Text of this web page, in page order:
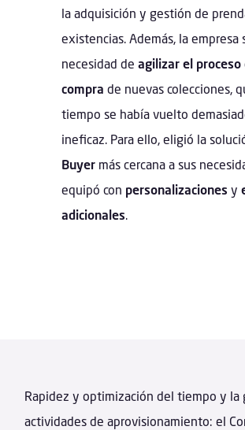
la adquisición y gestión de
existencias. Además, la empresa
necesidad deagilizar el proceso
compra de nuevas colecciones,
tiempo se había vuelto
ineficaz. Para ello, eligió la
Buyer más cercana a sus
equipó con personalizaciones y
adicionales.
Rapidez y optimización del tiempo y la
actividades de aprovisionamiento: el